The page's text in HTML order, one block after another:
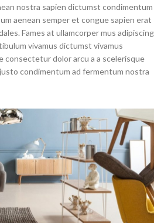
nostra sapien dictumst condimentum
aenean semper et congue sapien erat
Fames at ullamcorper mus adipiscing
vivamus dictumst vivamus
consectetur dolor arcu a a scelerisque
condimentum ad fermentum nostra